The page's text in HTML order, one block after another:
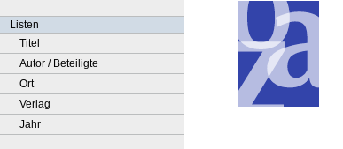
Listen
Titel
Autor / Beteiligte
Ort
Verlag
Jahr